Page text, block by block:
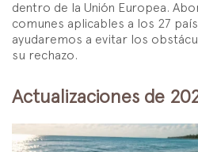
dentro de la Unión Europea.
comunes aplicables a los 27
ayudaremos a evitar los
su rechazo.
Actualizaciones de